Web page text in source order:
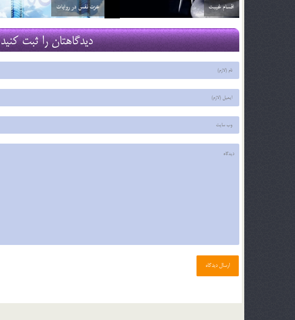
حسن خلق در سيره ي نبوي
29 اسفند 03
چراغ راه
29 اسفند 03
دیدگاهتان را ثبت کنید